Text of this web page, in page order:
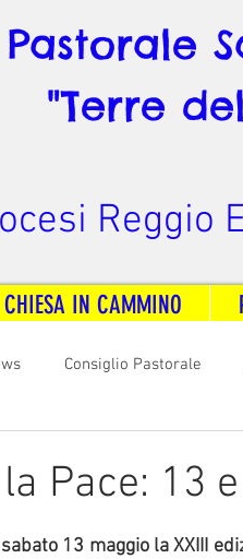
"Terre
Reggio
IN CAMMINO
Consiglio Pastorale
Pace: 13
5.
13 maggio la XXIII